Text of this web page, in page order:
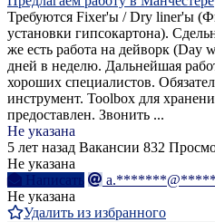
Требуются Fixer'ы / Dry liner'ы
установки гипсокартона).
же есть работа на дейворк (Day
дней в неделю. Дальнейшая
хороших специалистов.
инструмент. Toolbox для
предоставлен. Звонить ...
Не указана
5 лет назад Вакансии 832
Не указана
Написать
Не указана
Удалить из избранного